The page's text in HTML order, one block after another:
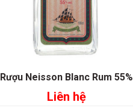
Đọc tiếp
Rượu Neisson Blanc Rum 55%
Liên hệ